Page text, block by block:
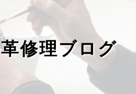
革修理ブログ